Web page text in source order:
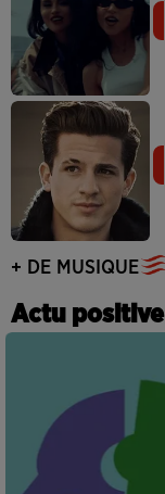
+ DE MUSIQUE
Actu positive